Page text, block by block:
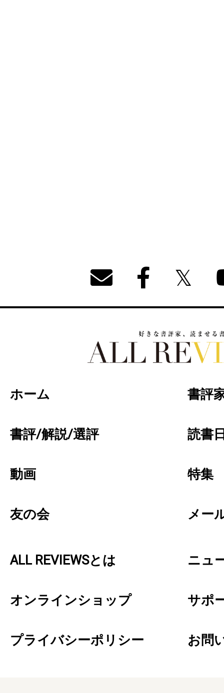
ホーム 書評
書評/解説/選評 読書
動画 特集
友の会 メー
ALL REVIEWSとは ニュ
オンラインショップ サポ
プライバシーポリシー お問